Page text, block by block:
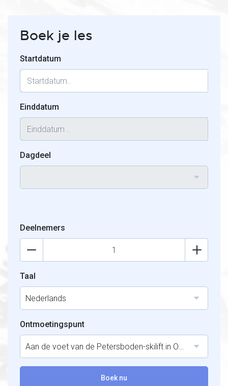
Boek je les
Startdatum
Einddatum
Dagdeel
Deelnemers
Taal
Nederlands
Ontmoetingspunt
Aan de voet van de Petersboden-skilift in Oberlech.
Boek nu